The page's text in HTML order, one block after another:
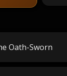
Oath-Sworn